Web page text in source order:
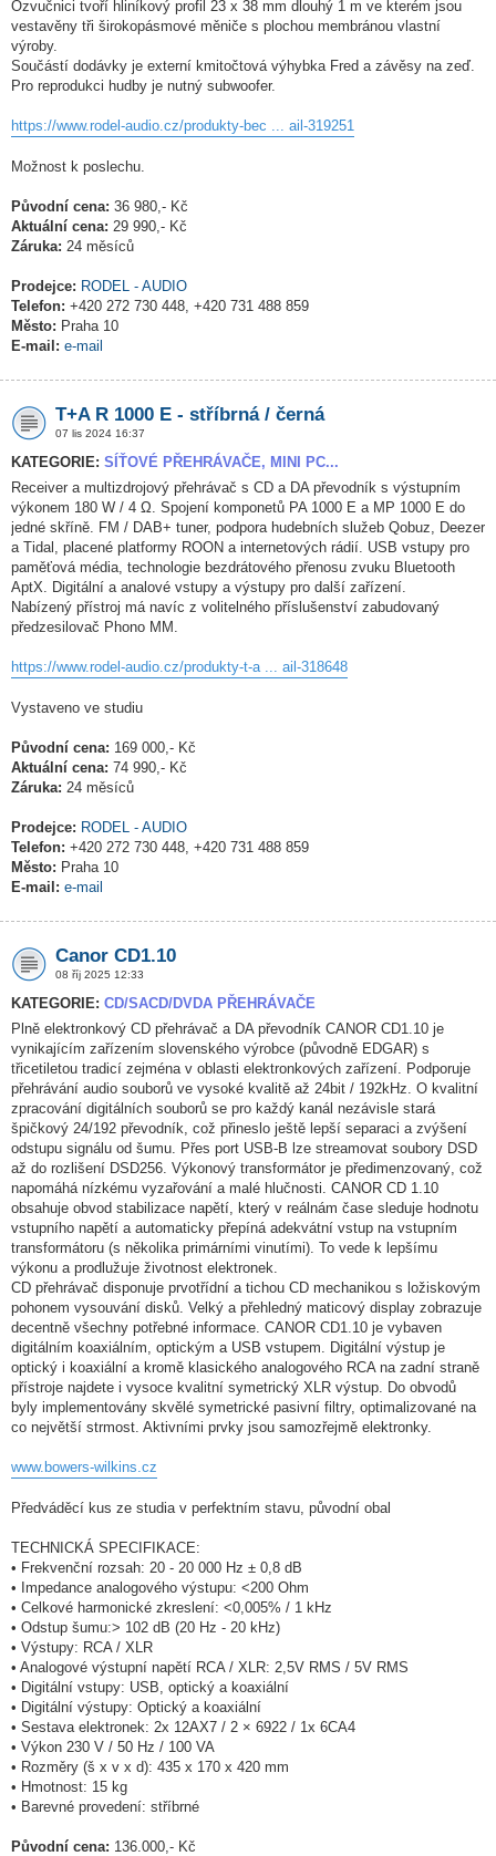
Ozvučnici tvoří hliníkový profil 23 x 38 mm dlouhý 1 m ve kterém jsou
vestavěny tři širokopásmové měniče s plochou membránou vlastní
výroby.
Součástí dodávky je externí kmitočtová výhybka Fred a závěsy na zeď.
Pro reprodukci hudby je nutný subwoofer.
https://www.rodel-audio.cz/produkty-bec ... ail-319251
Možnost k poslechu.
Původní cena: 36 980,- Kč
Aktuální cena: 29 990,- Kč
Záruka: 24 měsíců
Prodejce: RODEL - AUDIO
Telefon: +420 272 730 448, +420 731 488 859
Město: Praha 10
E-mail: e-mail
T+A R 1000 E - stříbrná / černá
07 lis 2024 16:37
KATEGORIE: SÍŤOVÉ PŘEHRÁVAČE, MINI PC...
Receiver a multizdrojový přehrávač s CD a DA převodník s výstupním
výkonem 180 W / 4 Ω. Spojení komponetů PA 1000 E a MP 1000 E do
jedné skříně. FM / DAB+ tuner, podpora hudebních služeb Qobuz, Deezer
a Tidal, placené platformy ROON a internetových rádií. USB vstupy pro
paměťová média, technologie bezdrátového přenosu zvuku Bluetooth
AptX. Digitální a analové vstupy a výstupy pro další zařízení.
Nabízený přístroj má navíc z volitelného příslušenství zabudovaný
předzesilovač Phono MM.
https://www.rodel-audio.cz/produkty-t-a ... ail-318648
Vystaveno ve studiu
Původní cena: 169 000,- Kč
Aktuální cena: 74 990,- Kč
Záruka: 24 měsíců
Prodejce: RODEL - AUDIO
Telefon: +420 272 730 448, +420 731 488 859
Město: Praha 10
E-mail: e-mail
Canor CD1.10
08 říj 2025 12:33
KATEGORIE: CD/SACD/DVDA PŘEHRÁVAČE
Plně elektronkový CD přehrávač a DA převodník CANOR CD1.10 je
vynikajícím zařízením slovenského výrobce (původně EDGAR) s
třicetiletou tradicí zejména v oblasti elektronkových zařízení. Podporuje
přehrávání audio souborů ve vysoké kvalitě až 24bit / 192kHz. O kvalitní
zpracování digitálních souborů se pro každý kanál nezávisle stará
špičkový 24/192 převodník, což přineslo ještě lepší separaci a zvýšení
odstupu signálu od šumu. Přes port USB-B lze streamovat soubory DSD
až do rozlišení DSD256. Výkonový transformátor je předimenzovaný, což
napomáhá nízkému vyzařování a malé hlučnosti. CANOR CD 1.10
obsahuje obvod stabilizace napětí, který v reálnám čase sleduje hodnotu
vstupního napětí a automaticky přepíná adekvátní vstup na vstupním
transformátoru (s několika primárními vinutími). To vede k lepšímu
výkonu a prodlužuje životnost elektronek.
CD přehrávač disponuje prvotřídní a tichou CD mechanikou s ložiskovým
pohonem vysouvání disků. Velký a přehledný maticový display zobrazuje
decentně všechny potřebné informace. CANOR CD1.10 je vybaven
digitálním koaxiálním, optickým a USB vstupem. Digitální výstup je
optický i koaxiální a kromě klasického analogového RCA na zadní straně
přístroje najdete i vysoce kvalitní symetrický XLR výstup. Do obvodů
byly implementovány skvělé symetrické pasivní filtry, optimalizované na
co největší strmost. Aktivními prvky jsou samozřejmě elektronky.
www.bowers-wilkins.cz
Předváděcí kus ze studia v perfektním stavu, původní obal
TECHNICKÁ SPECIFIKACE:
• Frekvenční rozsah: 20 - 20 000 Hz ± 0,8 dB
• Impedance analogového výstupu: <200 Ohm
• Celkové harmonické zkreslení: <0,005% / 1 kHz
• Odstup šumu:> 102 dB (20 Hz - 20 kHz)
• Výstupy: RCA / XLR
• Analogové výstupní napětí RCA / XLR: 2,5V RMS / 5V RMS
• Digitální vstupy: USB, optický a koaxiální
• Digitální výstupy: Optický a koaxiální
• Sestava elektronek: 2x 12AX7 / 2 × 6922 / 1x 6CA4
• Výkon 230 V / 50 Hz / 100 VA
• Rozměry (š x v x d): 435 x 170 x 420 mm
• Hmotnost: 15 kg
• Barevné provedení: stříbrné
Původní cena: 136.000,- Kč